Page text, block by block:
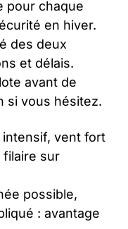
pour chaque
en hiver.
des deux
et délais.
avant de
si vous hésitez.
intensif, vent fort
filaire sur
possible,
: avantage